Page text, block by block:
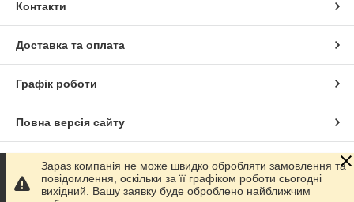
Контакти
Доставка та оплата
Графік роботи
Повна версія сайту
Сайт створено на маркетплейсіProm.ua
Зараз компанія не може швидко обробляти замовлення та
повідомлення, оскільки за її графіком роботи сьогодні
вихідний. Вашу заявку буде оброблено найближчим